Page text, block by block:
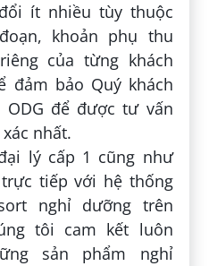
ít nhiều tùy thuộc
khoản phụ thu
của từng khách
đảm bảo Quý khách
để được tư vấn
nhất.
lý cấp 1 cũng như
tiếp với hệ thống
nghỉ dưỡng trên
tôi cam kết luôn
sản phẩm nghỉ